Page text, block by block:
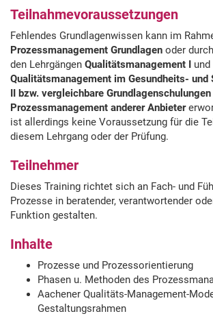
Teilnahmevoraussetzungen
Fehlendes Grundlagenwissen kann im
Prozessmanagement Grundlagen oder
den Lehrgängen Qualitätsmanagement I und
Qualitätsmanagement im Gesundheits- und
II bzw. vergleichbare
Prozessmanagement anderer Anbieter
ist allerdings keine Voraussetzung für die
diesem Lehrgang oder der Prüfung.
Teilnehmer
Dieses Training richtet sich an Fach- und
Prozesse in beratender, verantwortender
Funktion gestalten.
Inhalte
Prozesse und Prozessorientierung
Phasen u. Methoden des
Aachener Qualitäts-Management-
Gestaltungsrahmen